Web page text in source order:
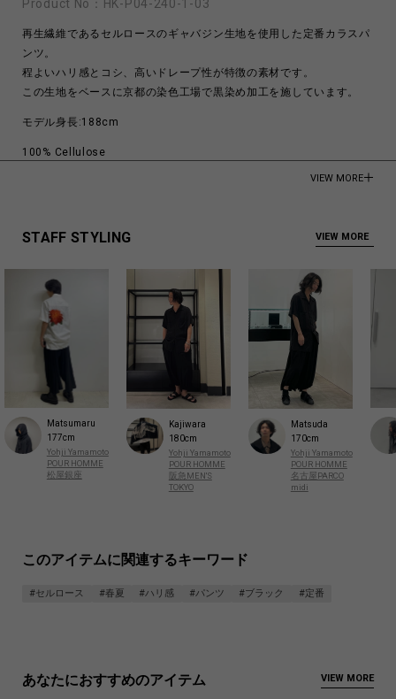
Product No： HK-P04-240-1-03
再生繊維であるセルロースのギャバジン生地を使用した定番カラスパ
ンツ。
程よいハリ感とコシ、高いドレープ性が特徴の素材です。
この生地をベースに京都の染色工場で黒染め加工を施しています。
モデル身長:188cm
100% Cellulose
VIEW MORE
STAFF STYLING VIEW MORE
Matsumaru
177cm
Yohji Yamamoto
POUR HOMME
松屋銀座
Kajiwara
180cm
Yohji Yamamoto
POUR HOMME
阪急MEN'S
TOKYO
Matsuda
170cm
Yohji Yamamoto
POUR HOMME
名古屋PARCO
midi
このアイテムに関連するキーワード
#セルロース #春夏 #ハリ感 #パンツ #ブラック #定番
あなたにおすすめのアイテム VIEW MORE